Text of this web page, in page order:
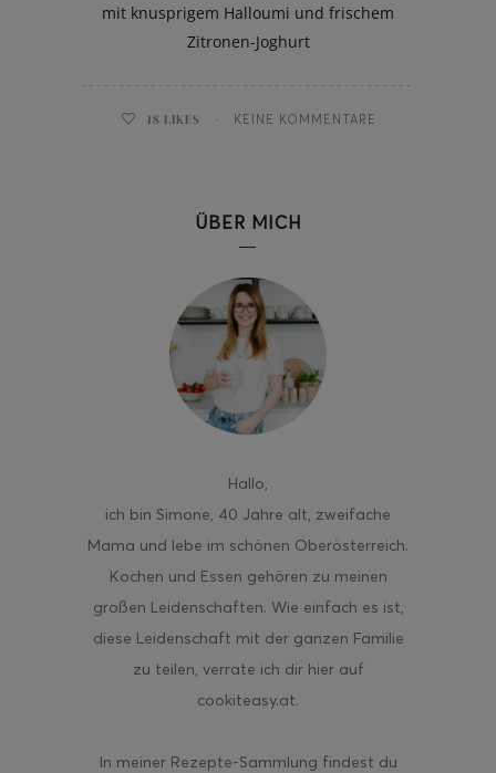
mit knusprigem Halloumi und frischem
Zitronen-Joghurt
18 LIKES KEINE KOMMENTARE
ÜBER MICH
Hallo,
ich bin Simone, 40 Jahre alt, zweifache
Mama und lebe im schönen Oberösterreich.
Kochen und Essen gehören zu meinen
großen Leidenschaften. Wie einfach es ist,
diese Leidenschaft mit der ganzen Familie
zu teilen, verrate ich dir hier auf
cookiteasy.at.
In meiner Rezepte-Sammlung findest du